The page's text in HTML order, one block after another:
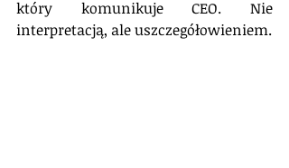
który komunikuje CEO. Nie
interpretacją, ale uszczegółowieniem.